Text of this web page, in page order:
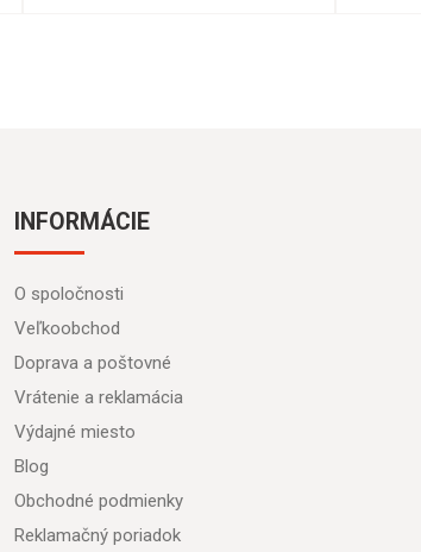
INFORMÁCIE
O spoločnosti
Veľkoobchod
Doprava a poštovné
Vrátenie a reklamácia
Výdajné miesto
Blog
Obchodné podmienky
Reklamačný poriadok